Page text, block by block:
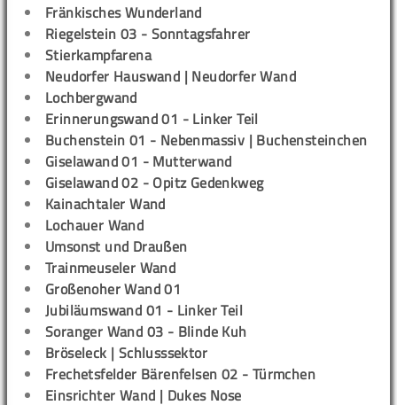
Fränkisches Wunderland
Riegelstein 03 - Sonntagsfahrer
Stierkampfarena
Neudorfer Hauswand | Neudorfer Wand
Lochbergwand
Erinnerungswand 01 - Linker Teil
Buchenstein 01 - Nebenmassiv | Buchensteinchen
Giselawand 01 - Mutterwand
Giselawand 02 - Opitz Gedenkweg
Kainachtaler Wand
Lochauer Wand
Umsonst und Draußen
Trainmeuseler Wand
Großenoher Wand 01
Jubiläumswand 01 - Linker Teil
Soranger Wand 03 - Blinde Kuh
Bröseleck | Schlusssektor
Frechetsfelder Bärenfelsen 02 - Türmchen
Einsrichter Wand | Dukes Nose